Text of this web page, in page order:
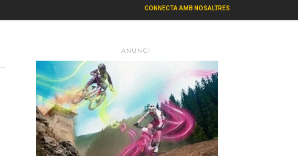
CONNECTA AMB NOSALTRES
ANUNCI